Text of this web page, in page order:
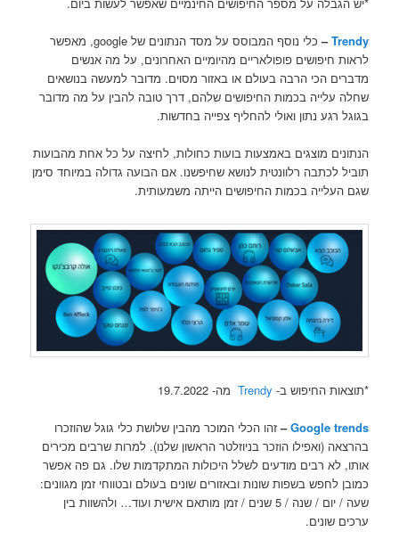
Trendy
–
כלי נוסף המבוסס על מסד הנתונים של google, מאפשר
לראות חיפושים פופולאריים מהיומיים האחרונים, על מה אנשים
מדברים הכי הרבה בעולם או באזור מסוים. מדובר למעשה בנושאים
שחלה עלייה בכמות החיפושים שלהם, דרך טובה להבין על מה מדובר
בגוגל רגע נתון ואולי להחליף צפייה בחדשות.
הנתונים מוצגים באמצעות בועות כחולות, לחיצה על כל אחת מהבועות
תוביל לכתבה רלוונטית לנושא שחיפשנו. אם הבועה גדולה במיוחד סימן
שגם העלייה בכמות החיפושים הייתה משמעותית.
*תוצאות החיפוש ב- Trendy מה- 19.7.2022
Google trends
–זהו הכלי המוכר מהבין שלושת כלי גוגל שהוזכרו
בהרצאה (ואפילו הוזכר בניוזלטר הראשון שלנו). למרות שרבים מכירים
אותו, לא רבים מודעים לשלל היכולות המתקדמות שלו. גם פה אפשר
כמובן לחפש בשפות שונות ובאזורים שונים בעולם ובטווחי זמן מגוונים:
שעה / יום / שנה / 5 שנים / זמן מותאם אישית ועוד… ולהשוות בין
ערכים שונים.